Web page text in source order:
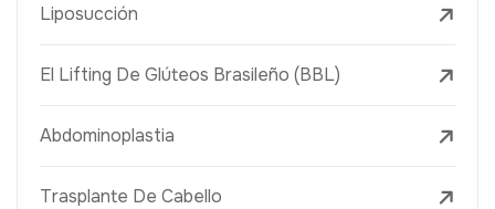
Liposucción
El Lifting De Glúteos Brasileño (BBL)
Abdominoplastia
Trasplante De Cabello